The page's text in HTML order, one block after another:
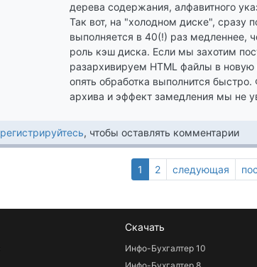
дерева содержания, алфавитного
Так вот, на "холодном диске", сразу
выполняется в 40(!) раз медленнее,
роль кэш диска. Если мы захотим
разархивируем HTML файлы в
опять обработка выполнится
архива и эффект замедления мы не
, чтобы оставлять комментарии
Текущая
страница
1 Page
2
Следующая
страница
следующая
Скачать
Инфо-Бухгалтер 10